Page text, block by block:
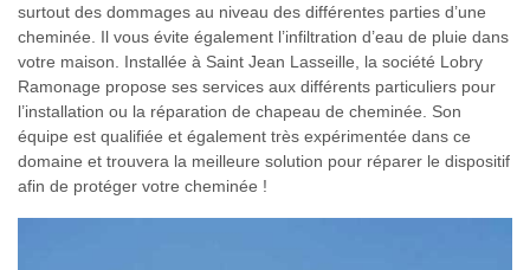
surtout des dommages au niveau des différentes parties d’une
cheminée. Il vous évite également l’infiltration d’eau de pluie dans
votre maison. Installée à Saint Jean Lasseille, la société Lobry
Ramonage propose ses services aux différents particuliers pour
l’installation ou la réparation de chapeau de cheminée. Son
équipe est qualifiée et également très expérimentée dans ce
domaine et trouvera la meilleure solution pour réparer le dispositif
afin de protéger votre cheminée !